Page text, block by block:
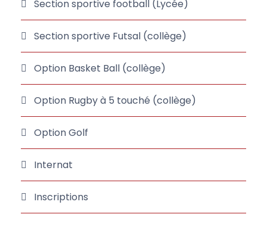
Section sportive football (Lycée)
Section sportive Futsal (collège)
Option Basket Ball (collège)
Option Rugby à 5 touché (collège)
Option Golf
Internat
Inscriptions